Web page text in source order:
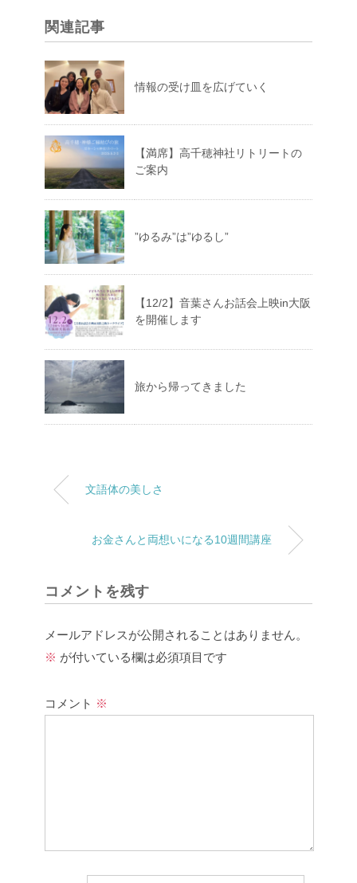
関連記事
情報の受け皿を広げていく
【満席】高千穂神社リトリートの
ご案内
”ゆるみ”は”ゆるし”
【12/2】音葉さんお話会上映in大阪
を開催します
旅から帰ってきました
文語体の美しさ
お金さんと両想いになる10週間講座
コメントを残す
メールアドレスが公開されることはありません。
※ が付いている欄は必須項目です
コメント ※